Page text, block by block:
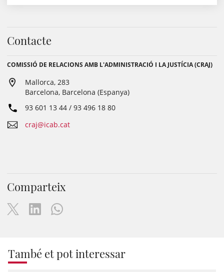
Contacte
COMISSIÓ DE RELACIONS AMB L'ADMINISTRACIÓ I LA JUSTÍCIA (CRAJ)
Mallorca, 283
Barcelona, Barcelona (Espanya)
93 601 13 44 / 93 496 18 80
craj@icab.cat
Comparteix
També et pot interessar